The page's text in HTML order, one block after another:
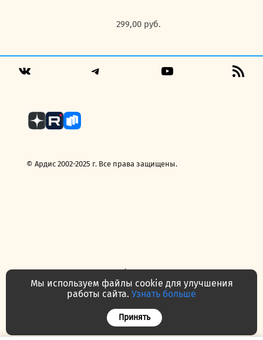
299,00 руб.
© Ардис 2002-2025 г. Все права защищены.
Политика конфиденциальности
Договор — публичная оферта
Часто задаваемые вопросы
Контакты
Мы используем файлы cookie для улучшения
работы сайта. Узнать больше
Принять